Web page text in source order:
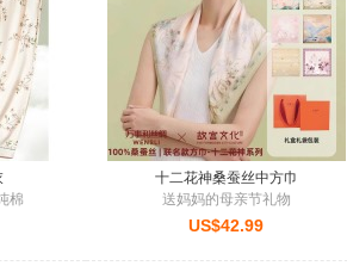
棉
十二花神桑蚕丝中方巾
送妈妈的母亲节礼物
US$42.99